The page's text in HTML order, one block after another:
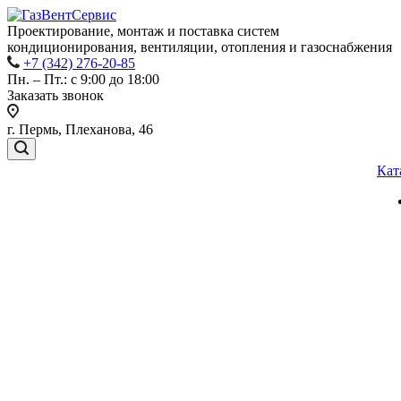
Проектирование, монтаж и поставка систем
кондиционирования, вентиляции, отопления и газоснабжения
+7 (342) 276-20-85
Пн. – Пт.: с 9:00 до 18:00
Заказать звонок
г. Пермь, Плеханова, 46